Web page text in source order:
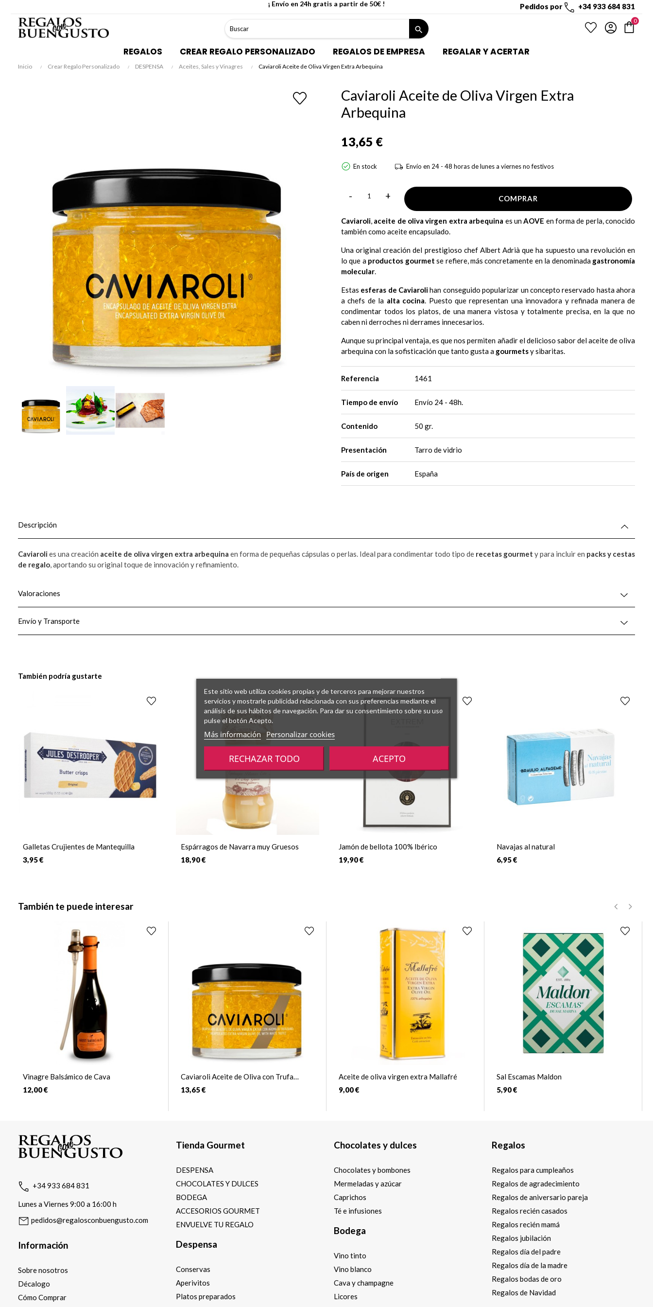
¡ Envío en 24h gratis a partir de 50€ ! Pedidos por +34 933 684 831
search
0
REGALOS CREAR REGALO PERSONALIZADO REGALOS DE EMPRESA REGALAR Y ACERTAR
Inicio Crear Regalo Personalizado DESPENSA Aceites, Sales y Vinagres Caviaroli Aceite de Oliva Virgen Extra Arbequina
Caviaroli Aceite de Oliva Virgen Extra
Arbequina
13,65 €
En stock Envío en 24 - 48 horas de lunes a viernes no festivos
- + COMPRAR
Caviaroli, aceite de oliva virgen extra arbequina es unAOVE en forma de perla, conocido
también como aceite encapsulado.
Una original creación del prestigioso chef Albert Adrià que ha supuesto una revolución en
lo que a productos gourmet se refiere, más concretamente en la denominada gastronomía
molecular.
Estas esferas de Caviarolihan conseguido popularizar un concepto reservado hasta ahora
a chefs de la alta cocina. Puesto que representan una innovadora y refinada manera de
condimentar todos los platos, de una manera vistosa y totalmente precisa, en la que no
caben ni derroches ni derrames innecesarios.
Aunque su principal ventaja, es que nos permiten añadir el delicioso sabor del aceite de oliva
arbequina con la sofisticación que tanto gusta a gourmetsy sibaritas.
Referencia 1461
Tiempo de envío Envío 24 - 48h.
Contenido 50 gr.
Presentación Tarro de vidrio
País de origen España
Descripción
Caviaroli es una creación aceite de oliva virgen extra arbequina en forma de pequeñas cápsulas o perlas. Ideal para condimentar todo tipo de recetas gourmet y para incluir en packs y cestas
de regalo, aportando su original toque de innovación y refinamiento.
Valoraciones
Envío y Transporte
También podría gustarte
Galletas Crujientes de Mantequilla
3,95 €
Espárragos de Navarra muy Gruesos
18,90 €
Jamón de bellota 100% Ibérico
19,90 €
Navajas al natural
6,95 €
También te puede interesar
Vinagre Balsámico de Cava
12,00 €
Caviaroli Aceite de Oliva con Trufa
Blanca
13,65 €
Aceite de oliva virgen extra Mallafré
9,00 €
Sal Escamas Maldon
5,90 €
+34 933 684 831
Lunes a Viernes 9:00 a 16:00 h
pedidos@regalosconbuengusto.com
Información
Sobre nosotros
Décalogo
Cómo Comprar
Tienda Gourmet
DESPENSA
CHOCOLATES Y DULCES
BODEGA
ACCESORIOS GOURMET
ENVUELVE TU REGALO
Despensa
Conservas
Aperivitos
Platos preparados
Chocolates y dulces
Chocolates y bombones
Mermeladas y azúcar
Caprichos
Té e infusiones
Bodega
Vino tinto
Vino blanco
Cava y champagne
Licores
Regalos
Regalos para cumpleaños
Regalos de agradecimiento
Regalos de aniversario pareja
Regalos recién casados
Regalos recién mamá
Regalos jubilación
Regalos día del padre
Regalos día de la madre
Regalos bodas de oro
Regalos de Navidad
Este sitio web utiliza cookies propias y de terceros para mejorar nuestros
servicios y mostrarle publicidad relacionada con sus preferencias mediante el
análisis de sus hábitos de navegación. Para dar su consentimiento sobre su uso
pulse el botón Acepto.
Más información Personalizar cookies
RECHAZAR TODO ACEPTO